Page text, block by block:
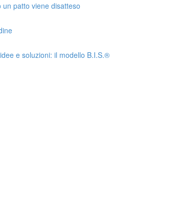
patto viene disatteso
e soluzioni: il modello B.I.S.®